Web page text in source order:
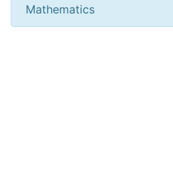
Mathematics